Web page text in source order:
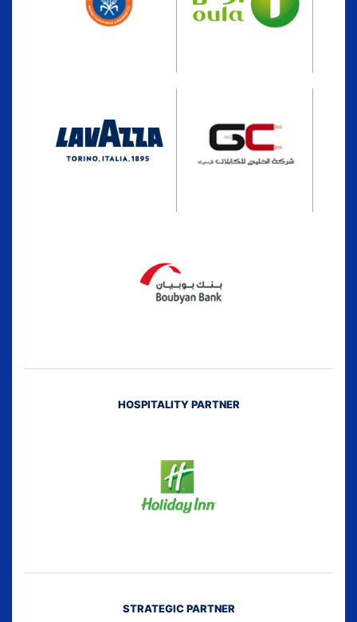
HOSPITALITY PARTNER
STRATEGIC PARTNER